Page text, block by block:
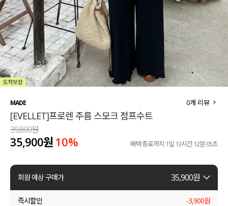
세트할인 ~30%
하객룩
살안타템
110사이즈
티셔츠
팬츠
셔츠
원피스
블라우스
원피스
팬츠
스커트
언더웨어
ACC
MADE
[EVELLET]프로렌 주름 스모크 점프수트
0개 리뷰
39,800원
35,900원 10% 혜택 종료까지 1일 13시간 12분 04초
회원 예상 구매가 35,900원
즉시할인 -3,900원